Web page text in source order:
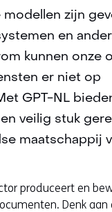
modellen zijn
en
kunnen onze
er niet op
GPT-NL
veilig stuk
maatschappij
produceert en
Denk aan